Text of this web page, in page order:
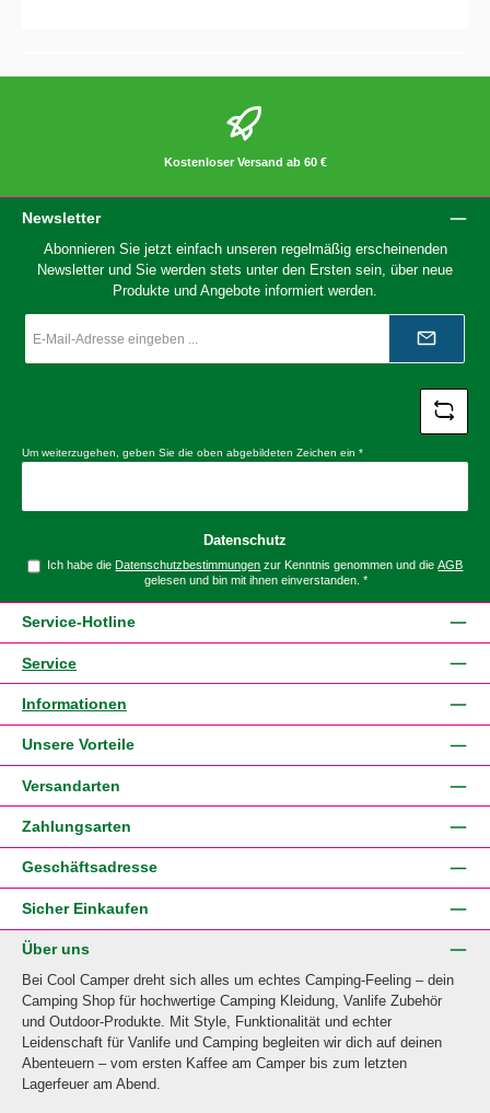
Kostenloser Versand ab 60 €
Newsletter
Abonnieren Sie jetzt einfach unseren regelmäßig erscheinenden
Newsletter und Sie werden stets unter den Ersten sein, über neue
Produkte und Angebote informiert werden.
Mail-
*
Um weiterzugehen, geben Sie die oben abgebildeten Zeichen ein *
Datenschutz
Ich habe dieDatenschutzbestimmungen zur Kenntnis genommen und dieAGB
gelesen und bin mit ihnen einverstanden. *
Service-Hotline
Service
Informationen
Unsere Vorteile
Versandarten
Zahlungsarten
Geschäftsadresse
Sicher Einkaufen
Über uns
Bei Cool Camper dreht sich alles um echtes Camping-Feeling – dein
Camping Shop für hochwertige Camping Kleidung, Vanlife Zubehör
und Outdoor-Produkte. Mit Style, Funktionalität und echter
Leidenschaft für Vanlife und Camping begleiten wir dich auf deinen
Abenteuern – vom ersten Kaffee am Camper bis zum letzten
Lagerfeuer am Abend.